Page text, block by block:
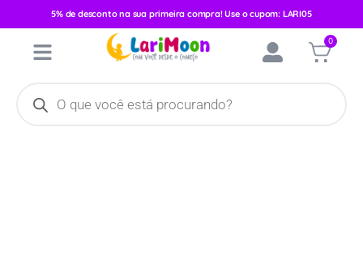
5% de desconto na sua primeira compra! Use o cupom: LARI05
0
/Feminino/Conjunto Inverno
/ Conjunto Manga
Curta Kiko&Kika Feminino/Abacaxi 09611